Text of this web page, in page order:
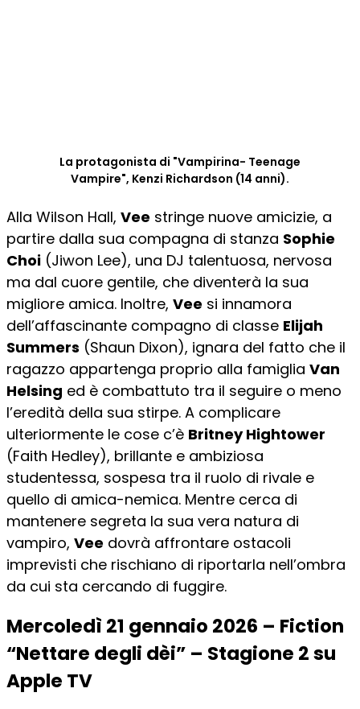
La protagonista di "Vampirina- Teenage
Vampire", Kenzi Richardson (14 anni).
Alla Wilson Hall, Vee stringe nuove amicizie, a
partire dalla sua compagna di stanza Sophie
Choi (Jiwon Lee), una DJ talentuosa, nervosa
ma dal cuore gentile, che diventerà la sua
migliore amica. Inoltre, Vee si innamora
dell’affascinante compagno di classe Elijah
Summers (Shaun Dixon), ignara del fatto che il
ragazzo appartenga proprio alla famiglia Van
Helsing ed è combattuto tra il seguire o meno
l’eredità della sua stirpe. A complicare
ulteriormente le cose c’è Britney Hightower
(Faith Hedley), brillante e ambiziosa
studentessa, sospesa tra il ruolo di rivale e
quello di amica-nemica. Mentre cerca di
mantenere segreta la sua vera natura di
vampiro, Vee dovrà affrontare ostacoli
imprevisti che rischiano di riportarla nell’ombra
da cui sta cercando di fuggire.
Mercoledì 21 gennaio 2026 – Fiction
“Nettare degli dèi” – Stagione 2 su
Apple TV